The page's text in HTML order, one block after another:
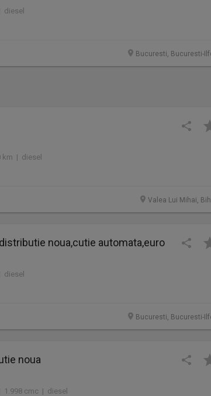
diesel
Bucuresti, Bucuresti-
km | diesel
Valea Lui Mihai,
noua,cutie automata,euro
diesel
Bucuresti, Bucuresti-
noua
cmc | diesel